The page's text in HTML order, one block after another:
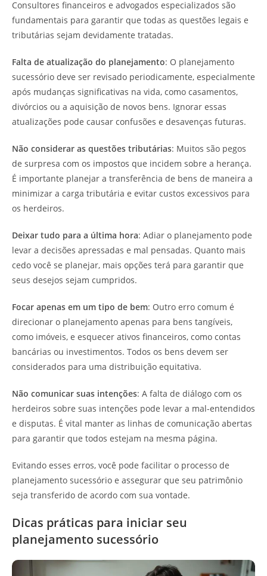
Consultores financeiros e advogados especializados são
fundamentais para garantir que todas as questões legais e
tributárias sejam devidamente tratadas.
Falta de atualização do planejamento: O planejamento
sucessório deve ser revisado periodicamente, especialmente
após mudanças significativas na vida, como casamentos,
divórcios ou a aquisição de novos bens. Ignorar essas
atualizações pode causar confusões e desavenças futuras.
Não considerar as questões tributárias: Muitos são pegos
de surpresa com os impostos que incidem sobre a herança.
É importante planejar a transferência de bens de maneira a
minimizar a carga tributária e evitar custos excessivos para
os herdeiros.
Deixar tudo para a última hora: Adiar o planejamento pode
levar a decisões apressadas e mal pensadas. Quanto mais
cedo você se planejar, mais opções terá para garantir que
seus desejos sejam cumpridos.
Focar apenas em um tipo de bem: Outro erro comum é
direcionar o planejamento apenas para bens tangíveis,
como imóveis, e esquecer ativos financeiros, como contas
bancárias ou investimentos. Todos os bens devem ser
considerados para uma distribuição equitativa.
Não comunicar suas intenções: A falta de diálogo com os
herdeiros sobre suas intenções pode levar a mal-entendidos
e disputas. É vital manter as linhas de comunicação abertas
para garantir que todos estejam na mesma página.
Evitando esses erros, você pode facilitar o processo de
planejamento sucessório e assegurar que seu patrimônio
seja transferido de acordo com sua vontade.
Dicas práticas para iniciar seu
planejamento sucessório